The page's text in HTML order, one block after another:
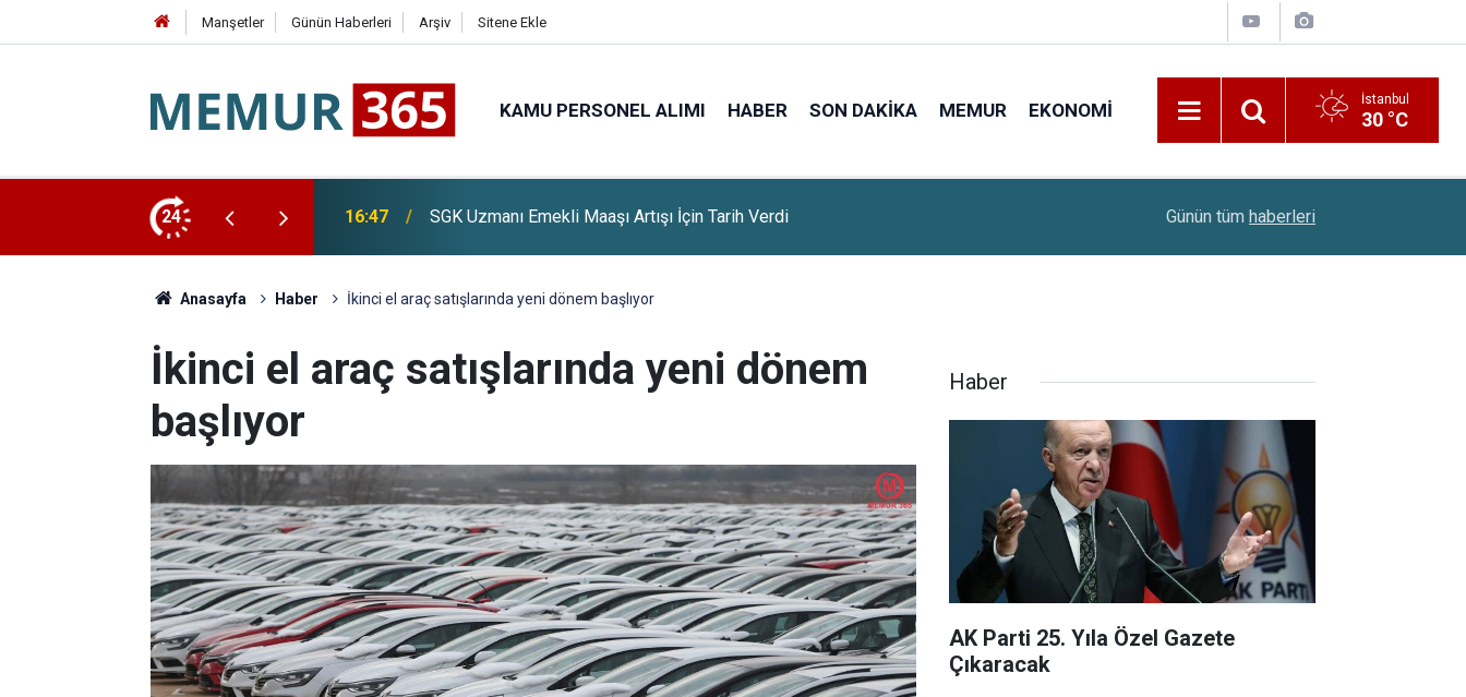
Manşetler Günün Haberleri Arşiv Sitene Ekle
KAMU PERSONEL ALIMI HABER SON DAKIKA MEMUR EKONOMI İstanbul
30 °C
24 16:20
İslam Memiş'ten Altın Yatırımcılarına Kritik Uyarı: Yarın Piyasalarda
Dalgalanma Yaşanabilir
TMO 2026 Fındık Alım Fiyatlarını Açıkladı
Günün tüm haberleri
Anasayfa Haber İkinci el araç satışlarında yeni dönem başlıyor
İkinci el araç satışlarında yeni dönem
başlıyor
Haber
AK Parti 25. Yıla Özel Gazete
Çıkaracak